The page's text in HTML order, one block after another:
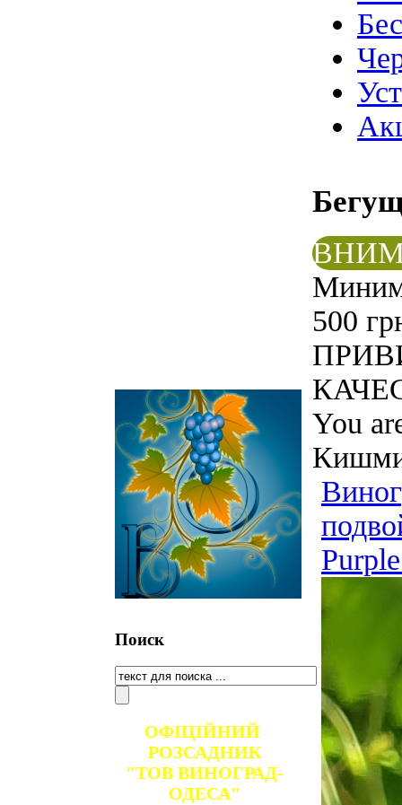
Поиск
ОФІЦІЙНИЙ
РОЗСАДНИК
"ТОВ ВИНОГРАД-
ОДЕСА"
500
You